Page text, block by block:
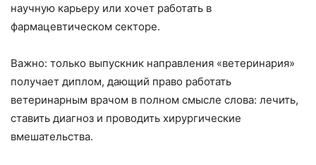
научную карьеру или хочет работать в
фармацевтическом секторе.
Важно: только выпускник направления «ветеринария»
получает диплом, дающий право работать
ветеринарным врачом в полном смысле слова: лечить,
ставить диагноз и проводить хирургические
вмешательства.